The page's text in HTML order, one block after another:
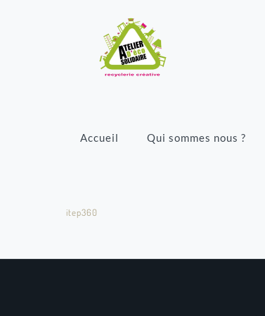
Accueil Qui sommes nous ?
itep360